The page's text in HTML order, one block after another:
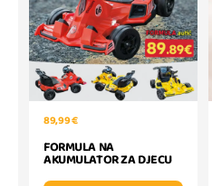
89,99 €
FORMULA NA
AKUMULATOR ZA DJECU